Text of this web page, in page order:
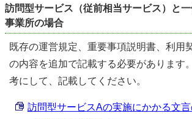
訪問型サービス（従前相当サービス）と
事業所の場合
既存の運営規定、重要事項説明書、利用
の内容を追加で記載する必要があります
考にして、記載してください。
訪問型サービスAの実施にかかる文